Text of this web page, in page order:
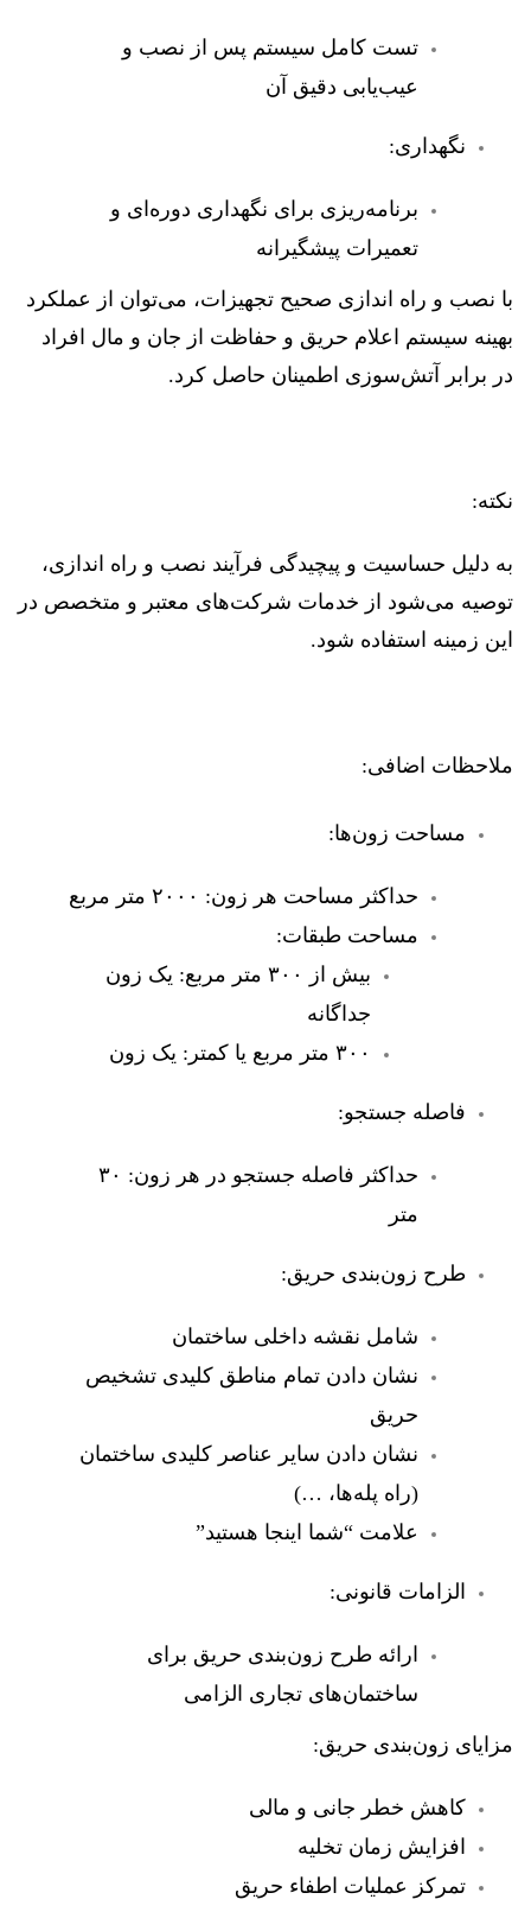
تست کامل سیستم پس از نصب و
عیب‌یابی دقیق آن
نگهداری:
برنامه‌ریزی برای نگهداری دوره‌ای و
تعمیرات پیشگیرانه
با نصب و راه اندازی صحیح تجهیزات، می‌توان از عملکرد
بهینه سیستم اعلام حریق و حفاظت از جان و مال افراد
در برابر آتش‌سوزی اطمینان حاصل کرد.
نکته:
به دلیل حساسیت و پیچیدگی فرآیند نصب و راه اندازی،
توصیه می‌شود از خدمات شرکت‌های معتبر و متخصص در
این زمینه استفاده شود.
ملاحظات اضافی:
مساحت زون‌ها:
حداکثر مساحت هر زون: ۲۰۰۰ متر مربع
مساحت طبقات:
بیش از ۳۰۰ متر مربع: یک زون
جداگانه
۳۰۰ متر مربع یا کمتر: یک زون
فاصله جستجو:
حداکثر فاصله جستجو در هر زون: ۳۰
متر
طرح زون‌بندی حریق:
شامل نقشه داخلی ساختمان
نشان دادن تمام مناطق کلیدی تشخیص
حریق
نشان دادن سایر عناصر کلیدی ساختمان
(راه پله‌ها، …)
علامت “شما اینجا هستید”
الزامات قانونی:
ارائه طرح زون‌بندی حریق برای
ساختمان‌های تجاری الزامی
مزایای زون‌بندی حریق:
کاهش خطر جانی و مالی
افزایش زمان تخلیه
تمرکز عملیات اطفاء حریق